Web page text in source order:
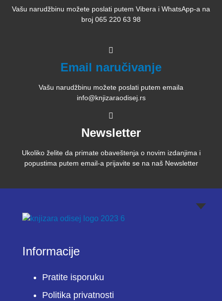
Vašu narudžbinu možete poslati putem Vibera i WhatsApp-a na
broj 065 220 63 98
Email naručivanje
Vašu narudžbinu možete poslati putem emaila
info@knjizaraodisej.rs
Newsletter
Ukoliko želite da primate obaveštenja o novim izdanjima i
popustima putem email-a prijavite se na naš Newsletter
Informacije
Pratite isporuku
Politika privatnosti